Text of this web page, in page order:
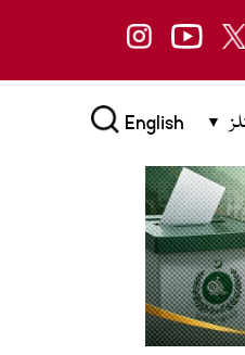
English